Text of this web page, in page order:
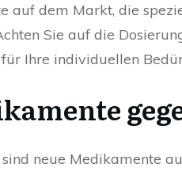
auf dem Markt, die
Sie auf die
Ihre individuellen
sind neue Medikamente